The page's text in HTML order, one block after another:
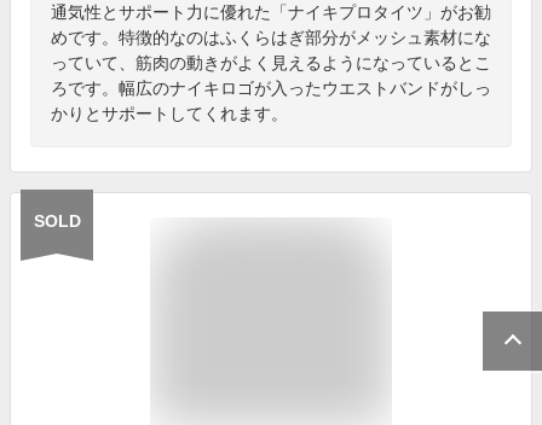
通気性とサポート力に優れた「ナイキプロタイツ」がお勧
めです。特徴的なのはふくらはぎ部分がメッシュ素材にな
っていて、筋肉の動きがよく見えるようになっているとこ
ろです。幅広のナイキロゴが入ったウエストバンドがしっ
かりとサポートしてくれます。
SOLD